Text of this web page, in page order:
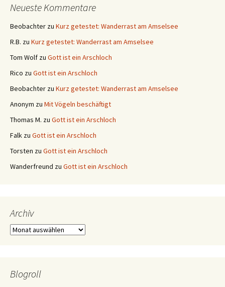
Neueste Kommentare
Beobachter zu Kurz getestet: Wanderrast am Amselsee
R.B. zu Kurz getestet: Wanderrast am Amselsee
Tom Wolf zu Gott ist ein Arschloch
Rico zu Gott ist ein Arschloch
Beobachter zu Kurz getestet: Wanderrast am Amselsee
Anonym zu Mit Vögeln beschäftigt
Thomas M. zu Gott ist ein Arschloch
Falk zu Gott ist ein Arschloch
Torsten zu Gott ist ein Arschloch
Wanderfreund zu Gott ist ein Arschloch
Archiv
Archiv
Blogroll